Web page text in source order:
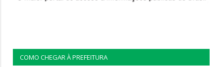
COMO CHEGAR À PREFEITURA